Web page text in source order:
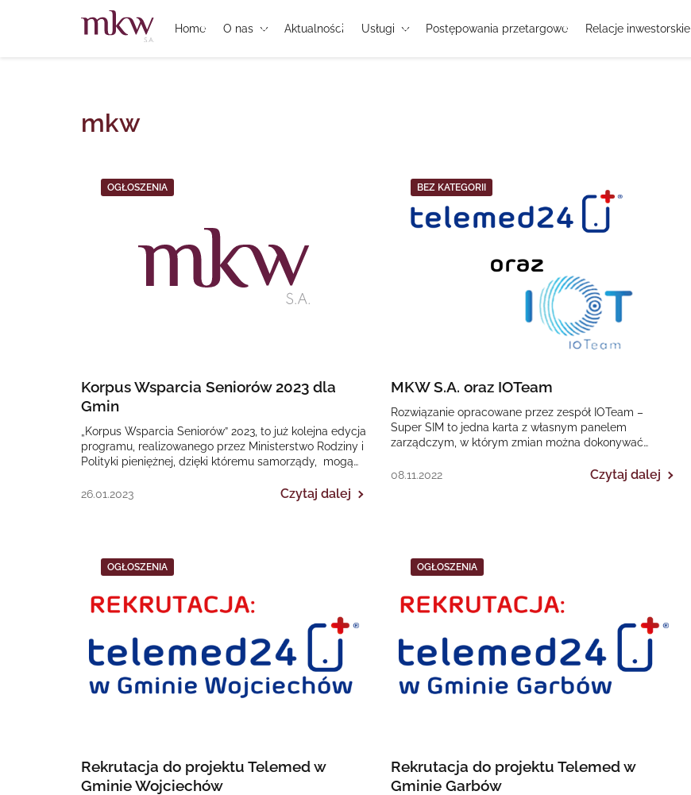
Home O nas Aktualności Usługi Postępowania przetargowe Relacje inwestorskie
mkw
OGŁOSZENIA
Korpus Wsparcia Seniorów 2023 dla
Gmin
„Korpus Wsparcia Seniorów” 2023, to już kolejna edycja
programu, realizowanego przez Ministerstwo Rodziny i
Polityki pieniężnej, dzięki któremu samorządy, mogą
26.01.2023
Czytaj dalej
BEZ KATEGORII
MKW S.A. oraz IOTeam
Rozwiązanie opracowane przez zespół IOTeam –
Super SIM to jedna karta z własnym panelem
zarządczym, w którym zmian można dokonywać
08.11.2022
Czytaj dalej
OGŁOSZENIA
Rekrutacja do projektu Telemed w
Gminie Wojciechów
OGŁOSZENIA
Rekrutacja do projektu Telemed w
Gminie Garbów